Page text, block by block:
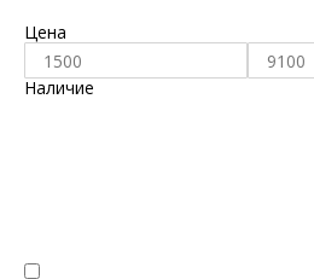
Цена
Наличие